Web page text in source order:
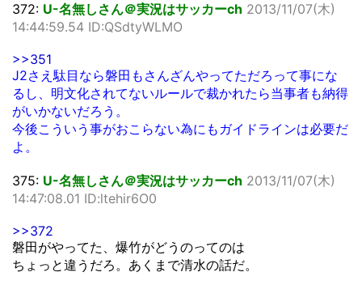
372: U-名無しさん＠実況はサッカーch 2013/11/07(木)
14:44:59.54 ID:QSdtyWLMO
>>351
J2さえ駄目なら磐田もさんざんやってただろって事にな
るし、明文化されてないルールで裁かれたら当事者も納得
がいかないだろう。
今後こういう事がおこらない為にもガイドラインは必要だ
よ。
375: U-名無しさん＠実況はサッカーch 2013/11/07(木)
14:47:08.01 ID:ltehir6O0
>>372
磐田がやってた、爆竹がどうのってのは
ちょっと違うだろ。あくまで清水の話だ。